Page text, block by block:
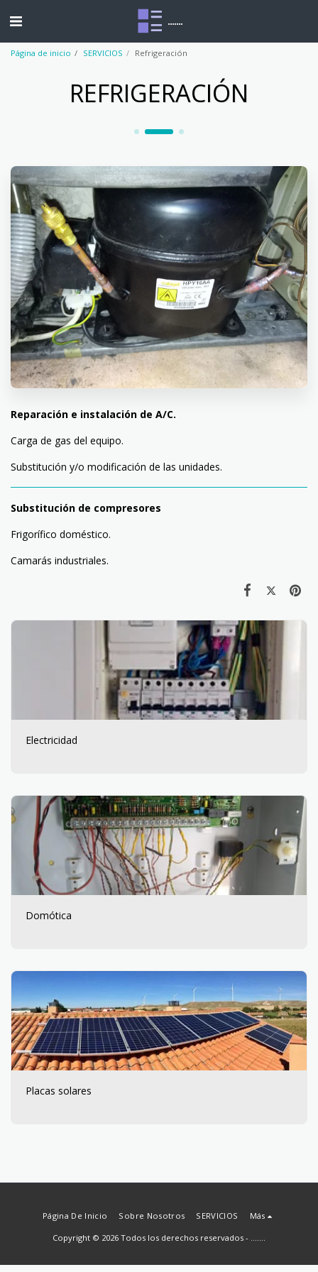
.......
Página de inicio SERVICIOS Refrigeración
REFRIGERACIÓN
Reparación e instalación de A/C.
Carga de gas del equipo.
Substitución y/o modificación de las unidades.
Substitución de compresores
Frigorífico doméstico.
Camarás industriales.
Electricidad
Domótica
Placas solares
Página De Inicio Sobre Nosotros SERVICIOS Más
Copyright © 2026 Todos los derechos reservados -